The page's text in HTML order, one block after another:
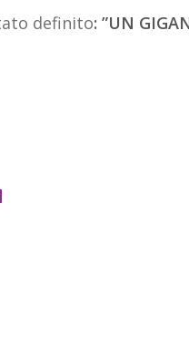
definito: ”UN
Facciamo